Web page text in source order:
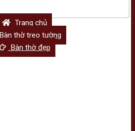
Trang chủ
Bàn thờ treo tường
Bàn thờ đẹp